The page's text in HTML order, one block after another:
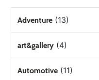
Adventure (13)
art&gallery (4)
Automotive (11)